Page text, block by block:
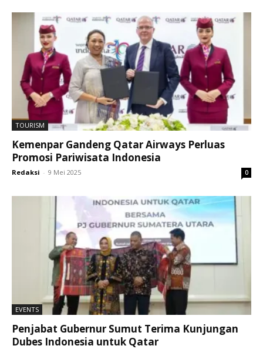
TOURISM
Kemenpar Gandeng Qatar Airways Perluas
Promosi Pariwisata Indonesia
Redaksi - 9 Mei 2025 0
EVENTS
Penjabat Gubernur Sumut Terima Kunjungan
Dubes Indonesia untuk Qatar